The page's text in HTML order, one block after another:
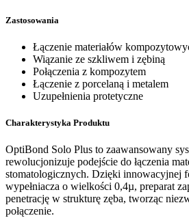
Zastosowania
Łączenie materiałów
Wiązanie ze szkliwem i zębiną
Połączenia z kompozytem
Łączenie z porcelaną i metalem
Uzupełnienia protetyczne
Charakterystyka Produktu
OptiBond Solo Plus to zaawansowany
rewolucjonizuje podejście do łączenia
stomatologicznych. Dzięki innowacyjnej
wypełniacza o wielkości 0,4µ, preparat
penetrację w strukturę zęba, tworząc
połączenie.